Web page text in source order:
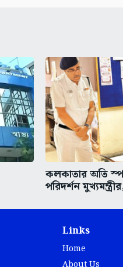
কলকাতার অতি
পরিদর্শন
Links
Home